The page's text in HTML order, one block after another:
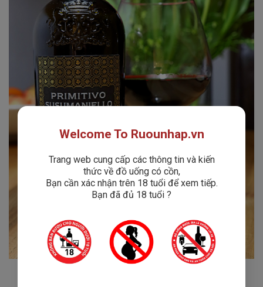
Welcome To Ruounhap.vn
Trang web cung cấp các thông tin và kiến
thức về đồ uống có cồn,
Bạn cần xác nhận trên 18 tuổi để xem tiếp.
Bạn đã đủ 18 tuổi ?